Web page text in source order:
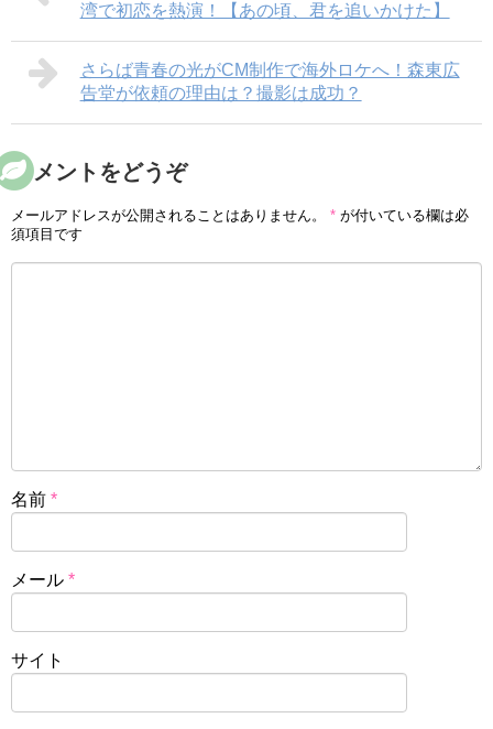
湾で初恋を熱演！【あの頃、君を追いかけた】
さらば青春の光がCM制作で海外ロケへ！森東広
告堂が依頼の理由は？撮影は成功？
コメントをどうぞ
メールアドレスが公開されることはありません。 * が付いている欄は必
須項目です
名前 *
メール *
サイト